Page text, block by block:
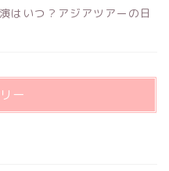
はいつ？アジアツアーの日
ー